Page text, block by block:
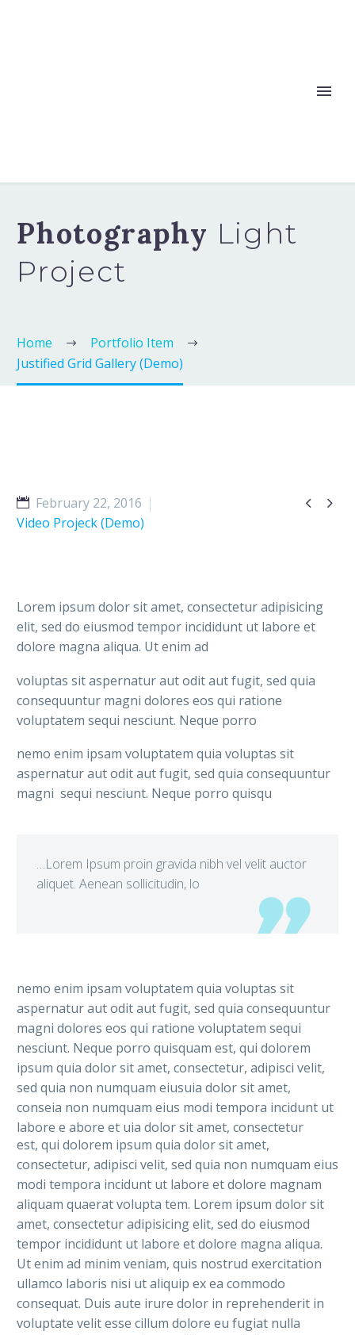
Photography Light
Project
Home
Portfolio Item
Justified Grid Gallery (Demo)
 
February 22, 2016
Video Projeck (Demo)
Lorem ipsum dolor sit amet, consectetur adipisicing
elit, sed do eiusmod tempor incididunt ut labore et
dolore magna aliqua. Ut enim ad
voluptas sit aspernatur aut odit aut fugit, sed quia
consequuntur magni dolores eos qui ratione
voluptatem sequi nesciunt. Neque porro
nemo enim ipsam voluptatem quia voluptas sit
aspernatur aut odit aut fugit, sed quia consequuntur
magni sequi nesciunt. Neque porro quisqu
…Lorem Ipsum proin gravida nibh vel velit auctor
aliquet. Aenean sollicitudin, lo
nemo enim ipsam voluptatem quia voluptas sit
aspernatur aut odit aut fugit, sed quia consequuntur
magni dolores eos qui ratione voluptatem sequi
nesciunt. Neque porro quisquam est, qui dolorem
ipsum quia dolor sit amet, consectetur, adipisci velit,
sed quia non numquam eiusuia dolor sit amet,
conseia non numquam eius modi tempora incidunt ut
labore e abore et uia dolor sit amet, consectetur
est, qui dolorem ipsum quia dolor sit amet,
consectetur, adipisci velit, sed quia non numquam eius
modi tempora incidunt ut labore et dolore magnam
aliquam quaerat volupta tem. Lorem ipsum dolor sit
amet, consectetur adipisicing elit, sed do eiusmod
tempor incididunt ut labore et dolore magna aliqua.
Ut enim ad minim veniam, quis nostrud exercitation
ullamco laboris nisi ut aliquip ex ea commodo
consequat. Duis aute irure dolor in reprehenderit in
voluptate velit esse cillum dolore eu fugiat nulla